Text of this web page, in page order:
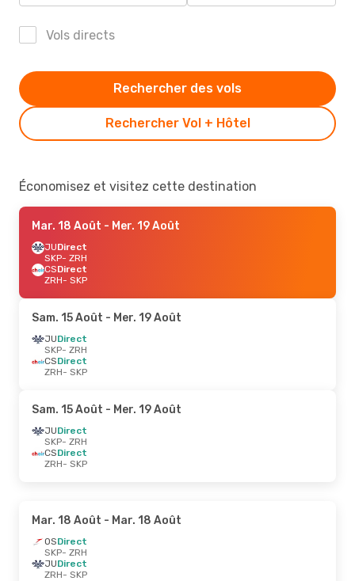
Vols directs
Rechercher Vol + Hôtel
Rechercher des vols
Économisez et visitez cette destination
Mar. 18 Août - Mer. 19 Août
JUDirect
SKP- ZRH
CSDirect
ZRH- SKP
Sam. 15 Août - Mer. 19 Août
JUDirect
SKP- ZRH
CSDirect
ZRH- SKP
Sam. 15 Août - Mer. 19 Août
JUDirect
SKP- ZRH
CSDirect
ZRH- SKP
Mar. 18 Août - Mar. 18 Août
OSDirect
SKP- ZRH
JUDirect
ZRH- SKP